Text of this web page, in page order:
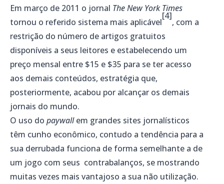
Em março de 2011 o jornal The New York Times
tornou o referido sistema mais aplicável
[4]
, com a
restrição do número de artigos gratuitos
disponíveis a seus leitores e estabelecendo um
preço mensal entre $15 e $35 para se ter acesso
aos demais conteúdos, estratégia que,
posteriormente, acabou por alcançar os demais
jornais do mundo.
O uso do paywallem grandes sites jornalísticos
têm cunho econômico, contudo a tendência para a
sua derrubada funciona de forma semelhante a de
um jogo com seus contrabalanços, se mostrando
muitas vezes mais vantajoso a sua não utilização.